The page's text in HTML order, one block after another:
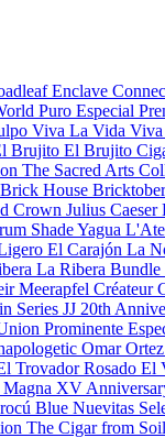
Enclave
Puro Especial
Viva La Vida Viva
Brujito El Brujito
The Sacred Arts
Brick House
Crown Julius Caeser
ShadeYagua
El Carajón La
La Ribera Bundle
Meerapfel Créateur
Series JJ 20th
Prominente
Omar Ortez
Trovador Rosado El
Magna XV
Blue Nuevitas
The Cigar from